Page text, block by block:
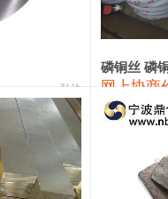
) 18,000—18,200
9,600—9,800
弘达 网上协商